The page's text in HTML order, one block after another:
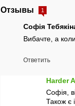
Отзывы
1
Софія
Вибачте, а
Ответить
Harder
Софія,
Також є